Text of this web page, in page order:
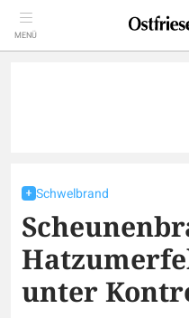
MENÜ
Schwelbrand
unter